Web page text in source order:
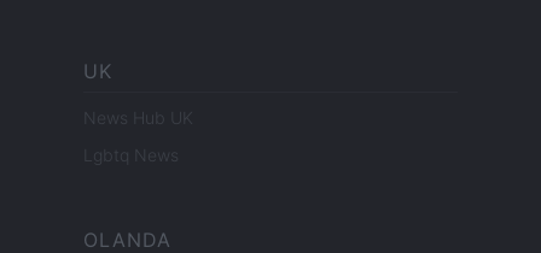
UK
News Hub UK
Lgbtq News
OLANDA